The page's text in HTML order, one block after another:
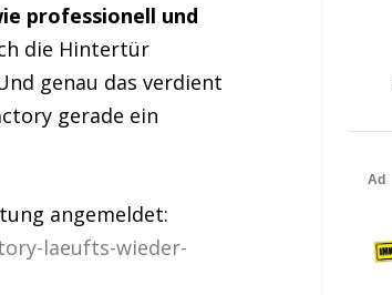
professionell und
die Hintertür
genau das verdient
gerade ein
angemeldet:
laeufts-wieder-